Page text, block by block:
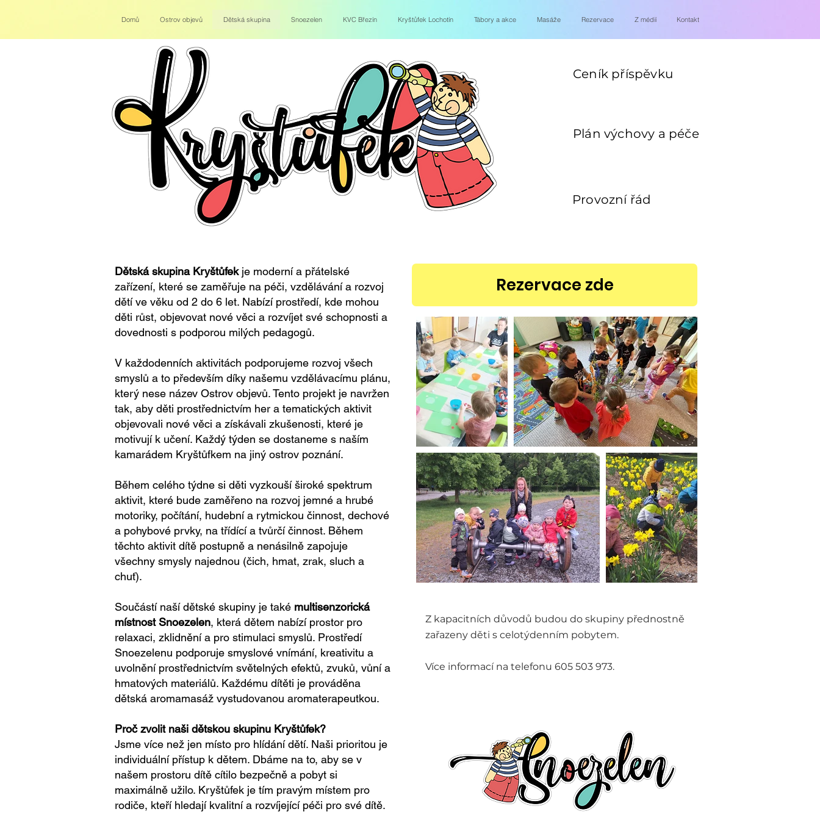
Domů Ostrov objevů Dětská skupina Snoezelen KVC Březín Kryštůfek Lochotín Tábory a akce Masáže Rezervace Z médií Kontakt
Ceník příspěvku
Plán výchovy a péče
Provozní řád
Dětská skupina Kryštůfekje moderní a přátelské
zařízení, které se zaměřuje na péči, vzdělávání a rozvoj
dětí ve věku od 2 do 6 let. Nabízí prostředí, kde mohou
děti růst, objevovat nové věci a rozvíjet své schopnosti a
dovednosti s podporou milých pedagogů.
V každodenních aktivitách podporujeme rozvoj všech
smyslů a to především díky našemu vzdělávacímu plánu,
který nese název Ostrov objevů. Tento projekt je navržen
tak, aby děti prostřednictvím her a tematických aktivit
objevovali nové věci a získávali zkušenosti, které je
motivují k učení. Každý týden se dostaneme s naším
kamarádem Kryštůfkem na jiný ostrov poznání.
Během celého týdne si děti vyzkouší široké spektrum
aktivit, které bude zaměřeno na rozvoj jemné a hrubé
motoriky, počítání, hudební a rytmickou činnost, dechové
a pohybové prvky, na třídící a tvůrčí činnost. Během
těchto aktivit dítě postupně a nenásilně zapojuje
všechny smysly najednou (čich, hmat, zrak, sluch a
chuť).
Součástí naší dětské skupiny je také multisenzorická
místnost Snoezelen, která dětem nabízí prostor pro
relaxaci, zklidnění a pro stimulaci smyslů. Prostředí
Snoezelenu podporuje smyslové vnímání, kreativitu a
uvolnění prostřednictvím světelných efektů, zvuků, vůní a
hmatových materiálů. Každému dítěti je prováděna
dětská aromamasáž vystudovanou aromaterapeutkou.
Proč zvolit naši dětskou skupinu Kryštůfek?
Jsme více než jen místo pro hlídání dětí. Naši prioritou je
individuální přístup k dětem. Dbáme na to, aby se v
našem prostoru dítě cítilo bezpečně a pobyt si
maximálně užilo. Kryštůfek je tím pravým místem pro
rodiče, kteří hledají kvalitní a rozvíjející péči pro své dítě.
Rezervace zde
Z kapacitních důvodů budou do skupiny přednostně
zařazeny děti s celotýdenním pobytem.
Více informací na telefonu 605 503 973.